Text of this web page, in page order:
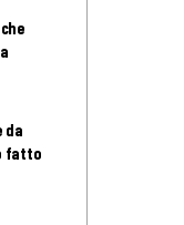
da
fatto